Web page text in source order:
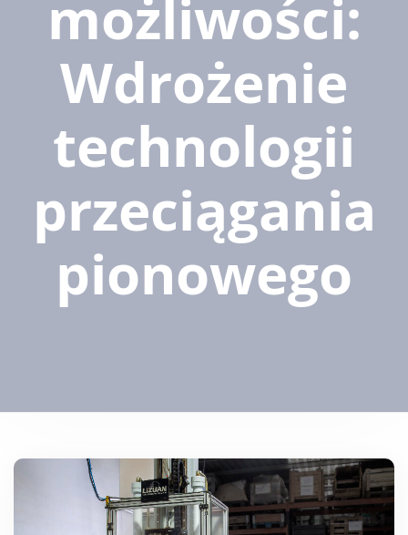
możliwości:
Wdrożenie
technologii
przeciągania
pionowego